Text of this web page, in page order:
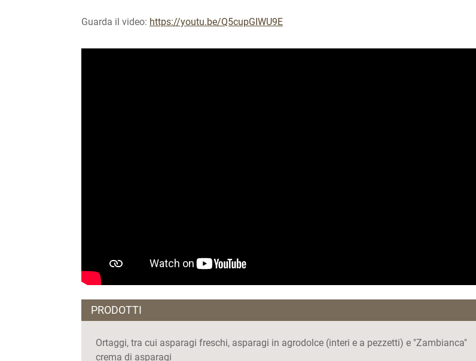
Guarda il video: https://youtu.be/Q5cupGIWU9E
PRODOTTI
Ortaggi, tra cui asparagi freschi, asparagi in agrodolce (interi e a pezzetti) e "Zambianca"
crema di asparagi